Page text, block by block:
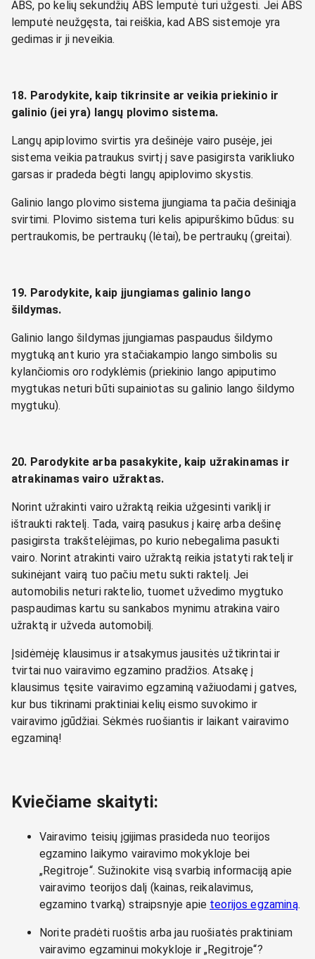
ABS, po kelių sekundžių ABS lemputė turi užgesti. Jei ABS
lemputė neužgęsta, tai reiškia, kad ABS sistemoje yra
gedimas ir ji neveikia.
18. Parodykite, kaip tikrinsite ar veikia priekinio ir
galinio (jei yra) langų plovimo sistema.
Langų apiplovimo svirtis yra dešinėje vairo pusėje, jei
sistema veikia patraukus svirtį į save pasigirsta varikliuko
garsas ir pradeda bėgti langų apiplovimo skystis.
Galinio lango plovimo sistema įjungiama ta pačia dešiniąja
svirtimi. Plovimo sistema turi kelis apipurškimo būdus: su
pertraukomis, be pertraukų (lėtai), be pertraukų (greitai).
19. Parodykite, kaip įjungiamas galinio lango
šildymas.
Galinio lango šildymas įjungiamas paspaudus šildymo
mygtuką ant kurio yra stačiakampio lango simbolis su
kylančiomis oro rodyklėmis (priekinio lango apiputimo
mygtukas neturi būti supainiotas su galinio lango šildymo
mygtuku).
20. Parodykite arba pasakykite, kaip užrakinamas ir
atrakinamas vairo užraktas.
Norint užrakinti vairo užraktą reikia užgesinti variklį ir
ištraukti raktelį. Tada, vairą pasukus į kairę arba dešinę
pasigirsta trakštelėjimas, po kurio nebegalima pasukti
vairo. Norint atrakinti vairo užraktą reikia įstatyti raktelį ir
sukinėjant vairą tuo pačiu metu sukti raktelį. Jei
automobilis neturi raktelio, tuomet užvedimo mygtuko
paspaudimas kartu su sankabos mynimu atrakina vairo
užraktą ir užveda automobilį.
Įsidėmėję klausimus ir atsakymus jausitės užtikrintai ir
tvirtai nuo vairavimo egzamino pradžios. Atsakę į
klausimus tęsite vairavimo egzaminą važiuodami į gatves,
kur bus tikrinami praktiniai kelių eismo suvokimo ir
vairavimo įgūdžiai. Sėkmės ruošiantis ir laikant vairavimo
egzaminą!
Kviečiame skaityti:
Vairavimo teisių įgijimas prasideda nuo teorijos
egzamino laikymo vairavimo mokykloje bei
„Regitroje“. Sužinokite visą svarbią informaciją apie
vairavimo teorijos dalį (kainas, reikalavimus,
egzamino tvarką) straipsnyje apie teorijos egzaminą.
Norite pradėti ruoštis arba jau ruošiatės praktiniam
vairavimo egzaminui mokykloje ir „Regitroje“?